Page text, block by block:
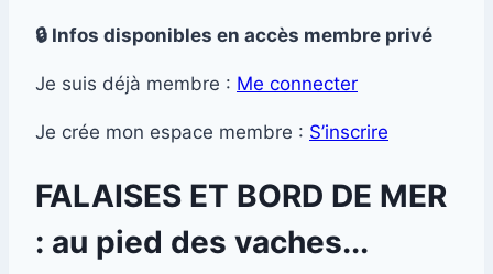
🔒 Infos disponibles en accès membre privé
Je suis déjà membre : Me connecter
Je crée mon espace membre : S’inscrire
FALAISES ET BORD DE MER
: au pied des vaches...